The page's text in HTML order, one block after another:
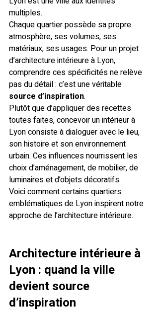
multiples.
Chaque quartier possède sa propre
atmosphère, ses volumes, ses
matériaux, ses usages. Pour un projet
d’architecture intérieure à Lyon,
comprendre ces spécificités ne relève
pas du détail : c’est une véritable
source d’inspiration.
Plutôt que d’appliquer des recettes
toutes faites, concevoir un intérieur à
Lyon consiste à dialoguer avec le lieu,
son histoire et son environnement
urbain. Ces influences nourrissent les
choix d’aménagement, de mobilier, de
luminaires et d’objets décoratifs.
Voici comment certains quartiers
emblématiques de Lyon inspirent notre
approche de l’architecture intérieure.
Architecture intérieure à
Lyon : quand la ville
devient source
d’inspiration